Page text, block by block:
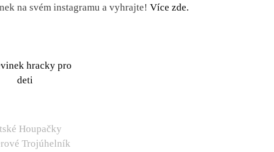
na svém instagramu a vyhrajte! Více zde.
Houpačky
Trojúhelník